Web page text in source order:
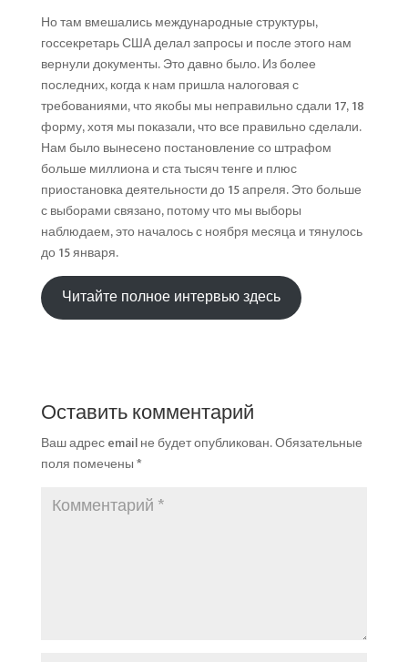
Но там вмешались международные структуры,
госсекретарь США делал запросы и после этого нам
вернули документы. Это давно было. Из более
последних, когда к нам пришла налоговая с
требованиями, что якобы мы неправильно сдали 17, 18
форму, хотя мы показали, что все правильно сделали.
Нам было вынесено постановление со штрафом
больше миллиона и ста тысяч тенге и плюс
приостановка деятельности до 15 апреля. Это больше
с выборами связано, потому что мы выборы
наблюдаем, это началось с ноября месяца и тянулось
до 15 января.
Читайте полное интервью здесь
Оставить комментарий
Ваш адрес email не будет опубликован.Обязательные
поля помечены*